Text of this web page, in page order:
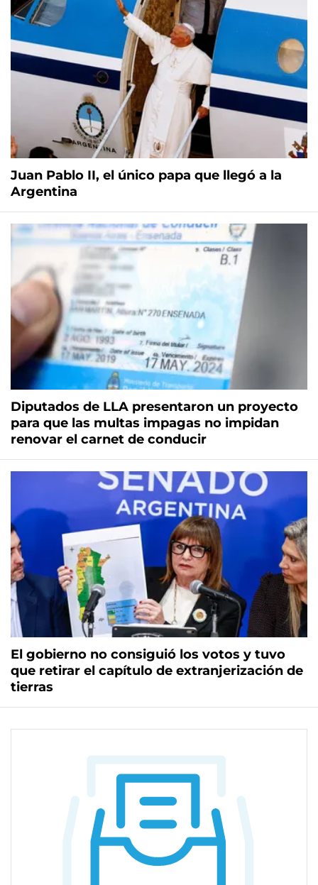
Juan Pablo II, el único papa que llegó a la
Argentina
Diputados de LLA presentaron un proyecto
para que las multas impagas no impidan
renovar el carnet de conducir
El gobierno no consiguió los votos y tuvo
que retirar el capítulo de extranjerización de
tierras